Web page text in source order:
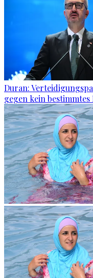
Duran:
gegen kein